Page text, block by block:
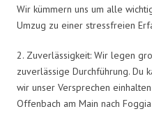
Wir kümmern uns um alle
Umzug zu einer stressfreien
2. Zuverlässigkeit: Wir legen
zuverlässige Durchführung. Du
wir unser Versprechen
Offenbach am Main nach